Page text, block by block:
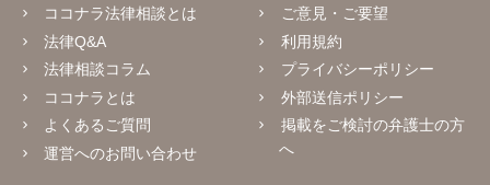
ココナラ法律相談とは
法律Q&A
法律相談コラム
ココナラとは
よくあるご質問
運営へのお問い合わせ
ご意見・ご要望
利用規約
プライバシーポリシー
外部送信ポリシー
掲載をご検討の弁護士の方
へ